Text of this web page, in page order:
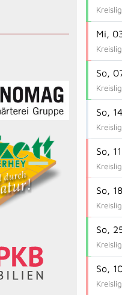
Mi,
So,
So,
So,
So,
So,
So,